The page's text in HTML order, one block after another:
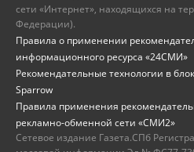
сети «Интернет», находящихся на
Федерации).
Правила о применении
информационного ресурса «24СМИ»
Рекомендательные технологии в
Sparrow
Правила применения
рекламно-обменной сети «СМИ2»
Сетевое издание Газета.СПб